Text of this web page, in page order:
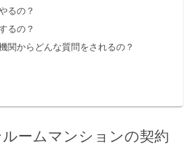
るの？
るの？
関からどんな質問をされるの？
ームマンションの契約